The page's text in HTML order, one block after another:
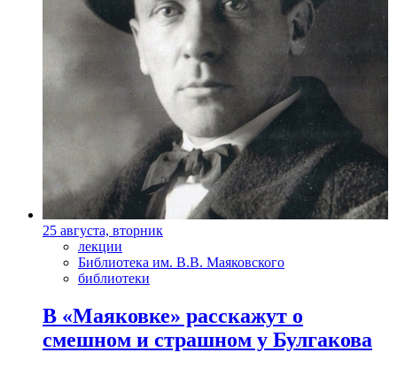
25 августа, вторник
лекции
Библиотека им. В.В. Маяковского
библиотеки
В «Маяковке» расскажут о
смешном и страшном у Булгакова